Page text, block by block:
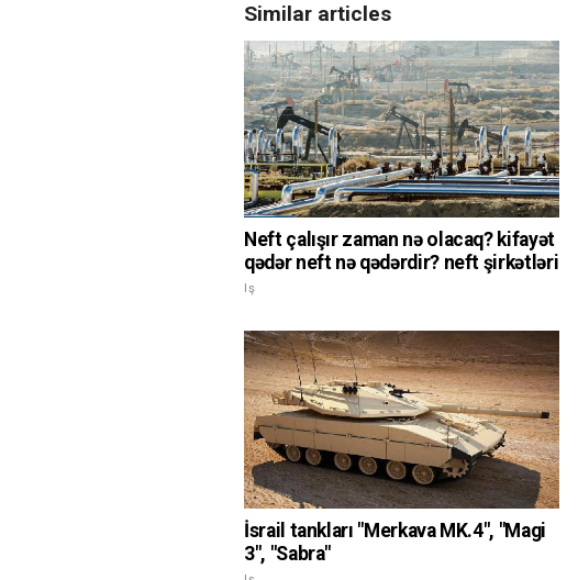
Similar articles
Neft çalışır zaman nə olacaq? kifayət
qədər neft nə qədərdir? neft şirkətləri
Iş
İsrail tankları "Merkava MK.4", "Magi
3", "Sabra"